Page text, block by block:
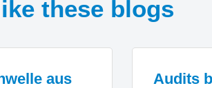
these blogs
aus
Audits